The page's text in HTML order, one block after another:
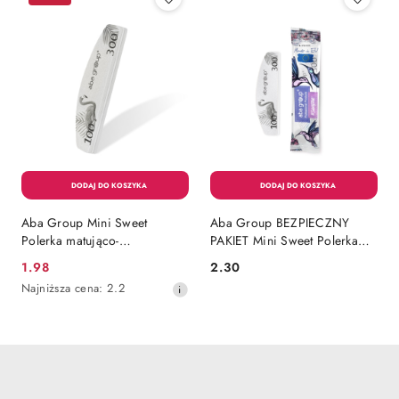
Aba Group Mini Sweet
Polerka matująco-
wygładzająca PÓŁKSIĘŻYC
100/300 - FLAMING, 1 sztuka
Cena
promocyjna:
1.98
Najniższa
Najniższa cena: 2.2
Aba Group BEZPIECZNY
PAKIET Mini Sweet Polerka
matująco-wygładzająca
PÓŁKSIĘŻYC 100/300 -
Cena:
2.30